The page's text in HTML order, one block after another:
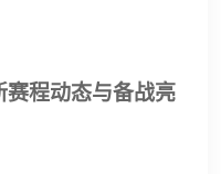
程动态与备战亮